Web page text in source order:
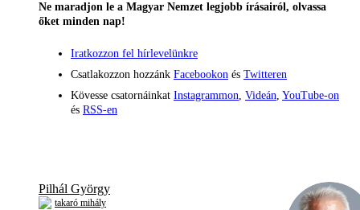
Ne maradjon le a Magyar Nemzet legjobb írásairól, olvassa
őket minden nap!
Iratkozzon fel hírlevelünkre
Csatlakozzon hozzánk Facebookon és Twitteren
Kövesse csatornáinkat Instagrammon, Videán, YouTube-on
és RSS-en
Pilhál György
takaró mihály